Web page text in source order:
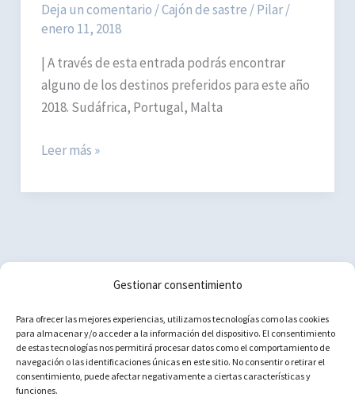
Gestionar consentimiento
Para ofrecer las mejores experiencias, utilizamos tecnologías como las cookies
para almacenar y/o acceder a la información del dispositivo. El consentimiento
de estas tecnologías nos permitirá procesar datos como el comportamiento de
navegación o las identificaciones únicas en este sitio. No consentir o retirar el
consentimiento, puede afectar negativamente a ciertas características y
funciones.
Deja un comentario /Cajón de sastre /Pilar/
enero 11, 2018
| A través de esta entrada podrás encontrar
alguno de los destinos preferidos para este año
2018. Sudáfrica, Portugal, Malta
Destinos
encanto
Leer más »
Política de cookies (UE)
Aviso Legal
Política de privacidad